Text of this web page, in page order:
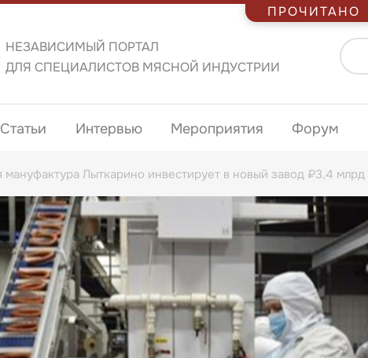
НЕЗАВИСИМЫЙ ПОРТАЛ
ДЛЯ СПЕЦИАЛИСТОВ МЯСНОЙ ИНДУСТРИИ
Статьи Интервью Мероприятия Форум
мануфактура Лыткарино инвестирует в новый завод ₽3,4 млрд
ПРОЧИТАНО